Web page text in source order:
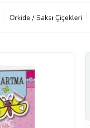
Orkide / Saksı Çiçekleri